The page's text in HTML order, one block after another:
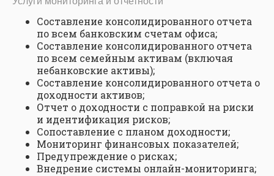
Составление консолидированного отчета
по всем банковским счетам офиса;
Составление консолидированного отчета
по всем семейным активам (включая
небанковские активы);
Составление консолидированного отчета о
доходности активов;
Отчет о доходности с поправкой на риски
и идентификация рисков;
Сопоставление с планом доходности;
Мониторинг финансовых показателей;
Предупреждение о рисках;
Внедрение системы онлайн-мониторинга;